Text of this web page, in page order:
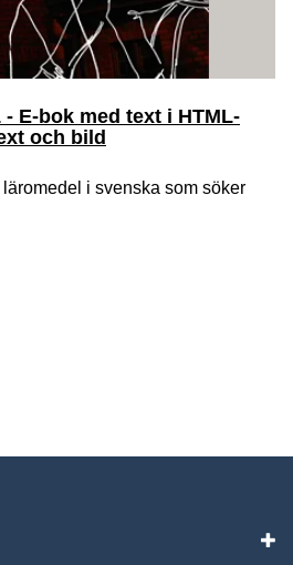
E-bok med text i HTML-
och bild
i svenska som söker